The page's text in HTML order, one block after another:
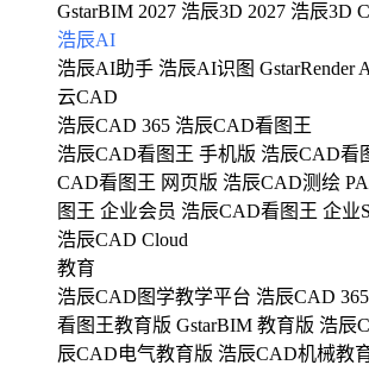
GstarBIM 2027 浩辰3D 2027 浩辰3D
浩辰AI
浩辰AI助手 浩辰AI识图 GstarRender
云CAD
浩辰CAD 365 浩辰CAD看图王
浩辰CAD看图王 手机版 浩辰CAD看
CAD看图王 网页版 浩辰CAD测绘
图王 企业会员 浩辰CAD看图王 企业
浩辰CAD Cloud
教育
浩辰CAD图学教学平台 浩辰CAD
看图王教育版 GstarBIM 教育版 浩辰
辰CAD电气教育版 浩辰CAD机械教